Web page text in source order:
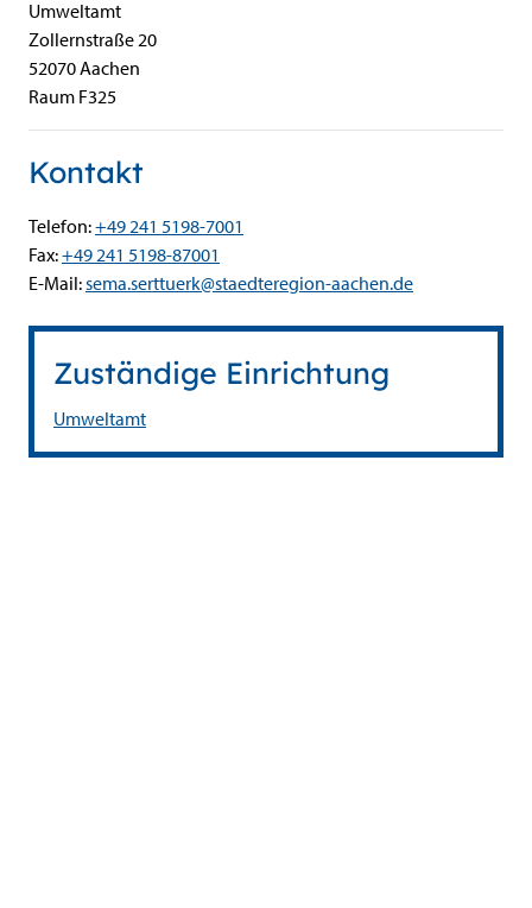
Umweltamt
Zollernstraße20
52070Aachen
Raum F325
Kontakt
Telefon:+49 241 5198-7001
Fax:+49 241 5198-87001
E-Mail:sema.serttuerk@staedteregion-aachen.de
Zuständige Einrichtung
Umweltamt